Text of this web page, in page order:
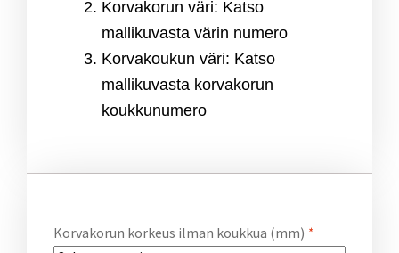
Korvakorun väri: Katso
mallikuvasta värin numero
Korvakoukun väri: Katso
mallikuvasta korvakorun
koukkunumero
Korvakorun korkeus ilman koukkua (mm) *